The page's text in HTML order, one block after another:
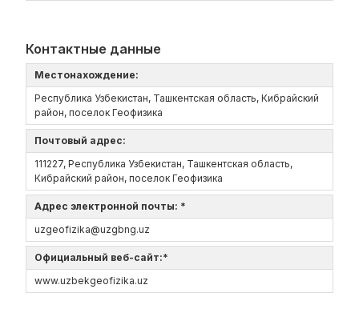
Контактные данные
Местонахождение:
Республика Узбекистан, Ташкентская область, Кибрайский
район, поселок Геофизика
Почтовый адрес:
111227, Республика Узбекистан, Ташкентская область,
Кибрайский район, поселок Геофизика
Адрес электронной почты: *
uzgeofizika@uzgbng.uz
Официальный веб-сайт:*
www.uzbekgeofizika.uz